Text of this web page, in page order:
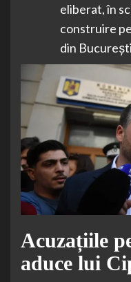
eliberat, în
construire
din
Acuzațiile
aduce lui